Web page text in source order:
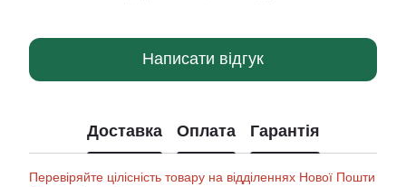
Написати відгук
Доставка Оплата Гарантія
Перевіряйте цілісність товару на відділеннях Нової Пошти